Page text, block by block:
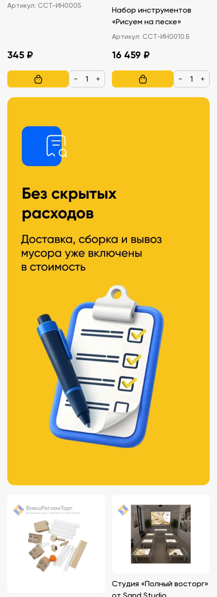
Артикул: ССТ-ИН0005
345 ₽
− +
Набор инструментов
«Рисуем на песке»
Артикул: ССТ-ИН0010.Б
16 459 ₽
− +
Студия «Полный восторг»